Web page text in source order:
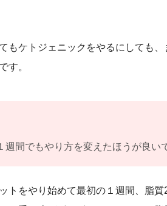
もケトジェニックをやるにしても
す。
間でもやり方を変えたほうが良い
トをやり始めて最初の１週間、脂